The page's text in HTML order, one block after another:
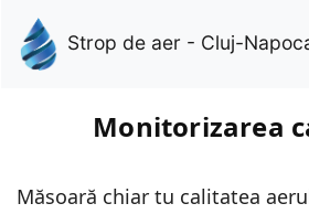
Strop de aer - Cluj-
Monitorizarea
Măsoară chiar tu calitatea